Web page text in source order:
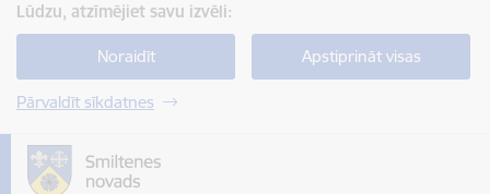
Lūdzu, atzīmējiet savu izvēli:
Noraidīt Apstiprināt visas
Pārvaldīt sīkdatnes